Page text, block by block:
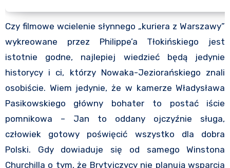
Czy filmowe wcielenie słynnego „kuriera z Warszawy”
wykreowane przez Philippe’a Tłokińskiego jest
istotnie godne, najlepiej wiedzieć będą jedynie
historycy i ci, którzy Nowaka-Jeziorańskiego znali
osobiście. Wiem jedynie, że w kamerze Władysława
Pasikowskiego główny bohater to postać iście
pomnikowa – Jan to oddany ojczyźnie sługa,
człowiek gotowy poświęcić wszystko dla dobra
Polski. Gdy dowiaduje się od samego Winstona
Churchilla o tym, że Brytyjczycy nie planują wsparcia